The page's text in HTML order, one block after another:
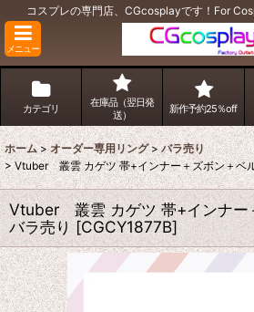
コスプレの専門店、CGcosplayです！For
メニュー
カテゴリ
在庫品（翌日発
送）
新作予約25％off
ホーム > オーダー専用リング > バラ売り
> Vtuber 叢雲 カゲツ 帯+インナー＋ズボン＋ベ
Vtuber 叢雲 カゲツ 帯+インナ
バラ売り [CGCY1877B]